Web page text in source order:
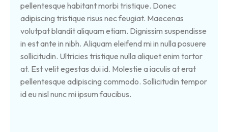
pellentesque habitant morbi tristique. Donec
adipiscing tristique risus nec feugiat. Maecenas
volutpat blandit aliquam etiam. Dignissim suspendisse
in est ante in nibh. Aliquam eleifend mi in nulla posuere
sollicitudin. Ultricies tristique nulla aliquet enim tortor
at. Est velit egestas dui id. Molestie a iaculis at erat
pellentesque adipiscing commodo. Sollicitudin tempor
id eu nisl nunc mi ipsum faucibus.